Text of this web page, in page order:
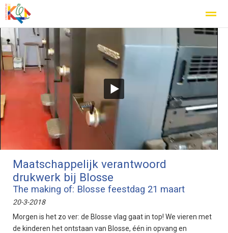
Zoeken Nieuws Agenda
Maatschappelijk verantwoord
drukwerk bij Blosse
The making of: Blosse feestdag 21 maart
20-3-2018
Morgen is het zo ver: de Blosse vlag gaat in top! We vieren met
de kinderen het ontstaan van Blosse, één in opvang en